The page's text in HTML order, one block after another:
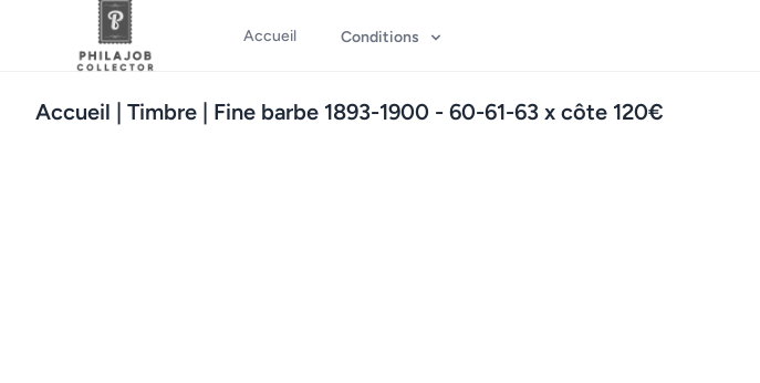
Accueil Conditions
Accueil | Timbre | Fine barbe 1893-1900 - 60-61-63 x côte 120€